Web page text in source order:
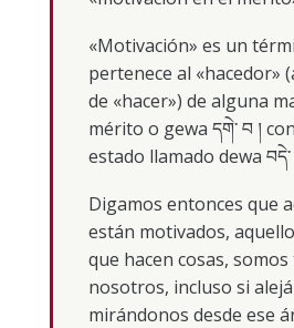
«Motivación» es un
pertenece al «hacedor»
de «hacer») de alguna
mérito o gewa དགེ་ བ །
estado llamado dewa བདེ་
Digamos entonces que
están motivados,
que hacen cosas,
nosotros, incluso si
mirándonos desde ese